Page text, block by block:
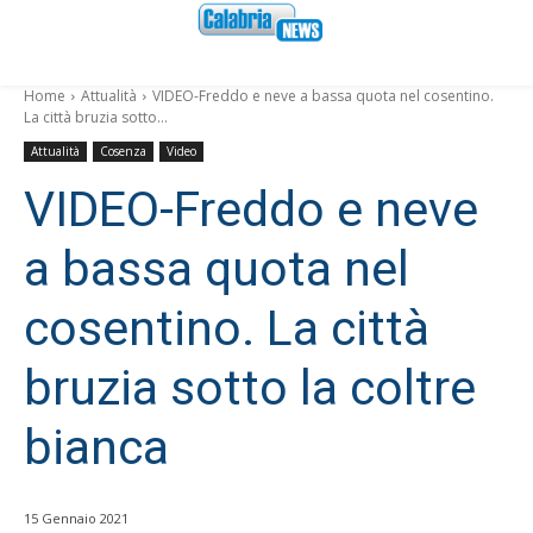
Home Attualità
VIDEO-Freddo e neve a bassa quota nel cosentino.
La città bruzia sotto...
Attualità Cosenza Video
VIDEO-Freddo e neve
a bassa quota nel
cosentino. La città
bruzia sotto la coltre
bianca
15 Gennaio 2021